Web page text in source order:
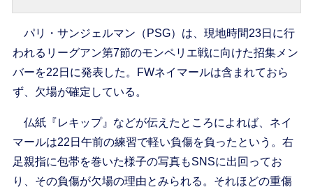
パリ・サンジェルマン（PSG）は、現地時間23日に行
われるリーグアン第7節のモンペリエ戦に向けた招集メン
バーを22日に発表した。FWネイマールは含まれておら
ず、欠場が確定している。
仏紙『レキップ』などが伝えたところによれば、ネイ
マールは22日午前の練習で軽い負傷を負ったという。右
足親指に包帯を巻いた様子の写真もSNSに出回ってお
り、その負傷が欠場の理由とみられる。それほどの重傷